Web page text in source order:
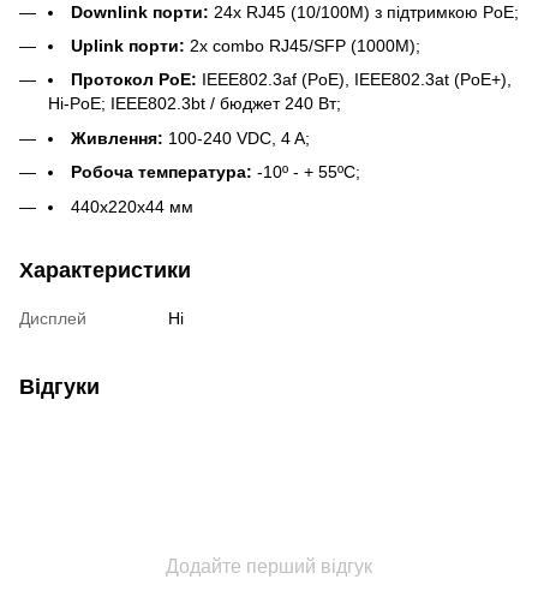
Downlink порти: 24x RJ45 (10/100M) з підтримкою PoE;
Uplink порти: 2x combo RJ45/SFP (1000M);
Протокол PoE: IEEE802.3af (PoE), IEEE802.3at (PoE+),
Hi-PoE; IEEE802.3bt / бюджет 240 Вт;
Живлення: 100-240 VDC, 4 A;
Робоча температура: -10º - + 55ºC;
440x220x44 мм
Характеристики
Дисплей Ні
Відгуки
Додайте перший відгук